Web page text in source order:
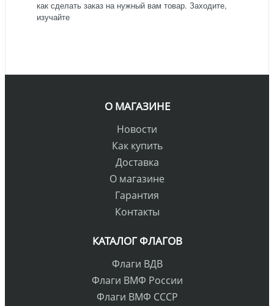
как сделать заказ на нужный вам товар. Заходите,
изучайте
О МАГАЗИНЕ
Новости
Как купить
Доставка
О магазине
Гарантия
Контакты
КАТАЛОГ ФЛАГОВ
Флаги ВДВ
Флаги ВМФ России
Флаги ВМФ СССР